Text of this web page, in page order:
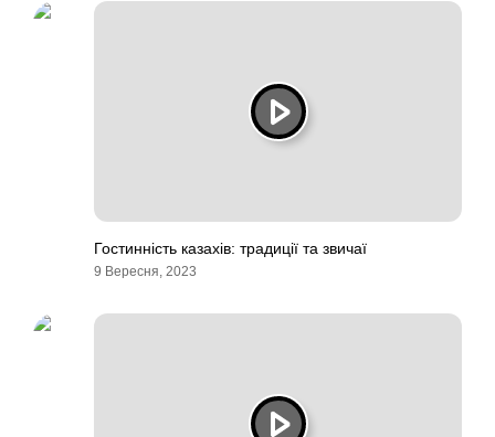
Гостинність казахів: традиції та звичаї
9 Вересня, 2023